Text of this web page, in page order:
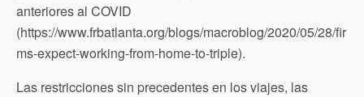
anteriores al COVID
(https://www.frbatlanta.org/blogs/macroblog/2020/05/28/fir
ms-expect-working-from-home-to-triple).
Las restricciones sin precedentes en los viajes, las